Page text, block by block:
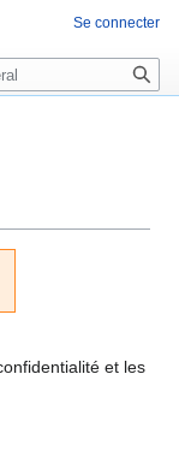
et les
Se connecter